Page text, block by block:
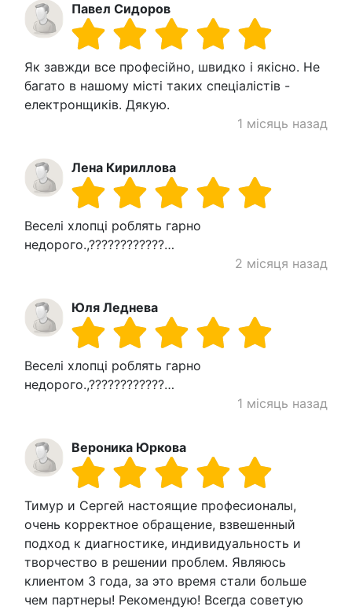
Павел Сидоров
Як завжди все професійно, швидко і якісно. Не
багато в нашому місті таких спеціалістів -
електронщиків. Дякую.
1 місяць назад
Лена Кириллова
Веселі хлопці роблять гарно
недорого.,????????????…
2 місяця назад
Юля Леднева
Веселі хлопці роблять гарно
недорого.,????????????…
1 місяць назад
Вероника Юркова
Тимур и Сергей настоящие професионалы,
очень корректное обращение, взвешенный
подход к диагностике, индивидуальность и
творчество в решении проблем. Являюсь
клиентом 3 года, за это время стали больше
чем партнеры! Рекомендую! Всегда советую